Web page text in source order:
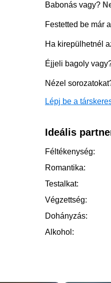
Babonás vagy?
Festetted be már
Ha kirepülhetnél
Éjjeli bagoly
Nézel
Lépj be a
Ideális
Féltékenység:
Romantika:
Testalkat:
Végzettség:
Dohányzás:
Alkohol: